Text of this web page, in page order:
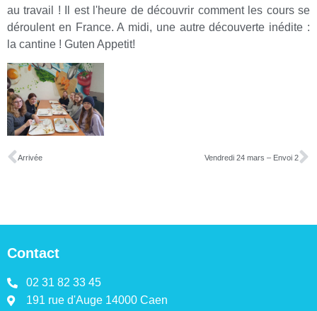
au travail ! Il est l'heure de découvrir comment les cours se
déroulent en France. A midi, une autre découverte inédite :
la cantine ! Guten Appetit!
Arrivée Vendredi 24 mars – Envoi 2
Contact
02 31 82 33 45
191 rue d'Auge 14000 Caen